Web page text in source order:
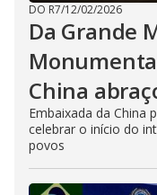
DO R7/12/02/2026
Da Grande
China
Embaixada da China
celebrar o início do
povos